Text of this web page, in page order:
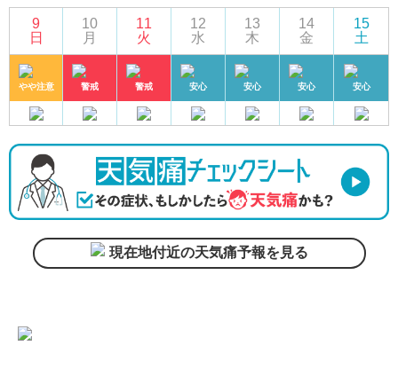
9
日
やや注意
10
月
警戒
11
火
警戒
12
水
安心
13
木
安心
14
金
安心
15
土
安心
現在地付近の天気痛予報を見る